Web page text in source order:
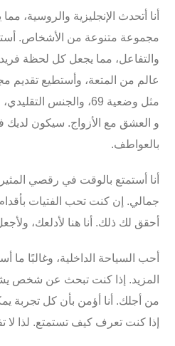
أنا أتحدث الإنجليزية و الروسية،
مجموعة متنوعة من الأشخاص.
والتفاعل، مما يجعل كل لحظة
عالم من المتعة، وأستطيع تقديم
مثل وضعية 69، والجنس
و العشق مع الأزواج. سيكون لديك
بالعواطف.
أنا أستمتع بالوقت في رقصي
جمالي. إن كنت تحب الفتيات
أحقق لك ذلك. أنا هنا لأدلعك،
أحب السياحة الداخلية، وغالبًا
المزيد. إذا كنت تبحث عن شخص
من أجلك. أنا أؤمن بأن كل تجربة
إذا كنت تعرف كيف تستمتع. لذا لا